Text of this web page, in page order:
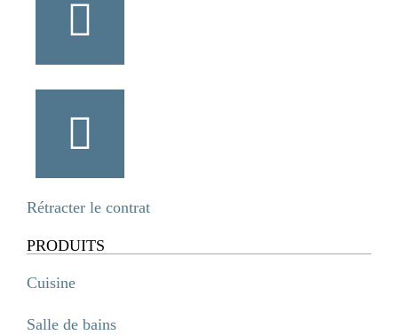
Rétracter le contrat
PRODUITS
Cuisine
Salle de bains